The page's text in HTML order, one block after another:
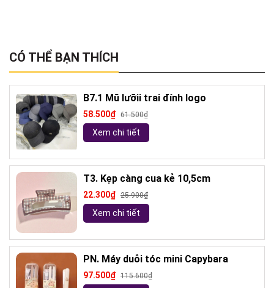
CÓ THỂ BẠN THÍCH
B7.1 Mũ lưỡii trai đính logo
58.500₫ 61.500₫
Xem chi tiết
T3. Kẹp càng cua kẻ 10,5cm
22.300₫ 25.900₫
Xem chi tiết
PN. Máy duỗi tóc mini Capybara
97.500₫ 115.600₫